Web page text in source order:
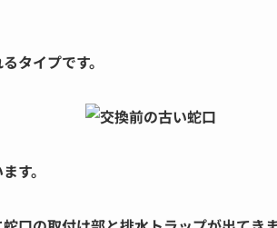
タイプです。
す。